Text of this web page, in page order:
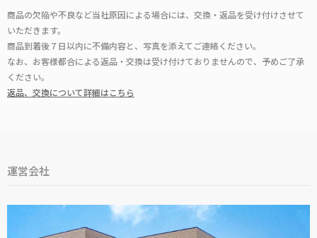
商品の欠陥や不良など当社原因による場合には、交換・返品を受け付けさせて
いただきます。
商品到着後７日以内に不備内容と、写真を添えてご連絡ください。
なお、お客様都合による返品・交換は受け付けておりませんので、予めご了承
ください。
返品、交換について詳細はこちら
運営会社